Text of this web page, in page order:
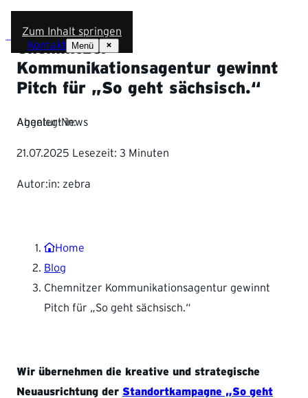
Zum Inhalt springen
Kontakt
Menü
Chemnitzer
Kommunikationsagentur gewinnt
Pitch für „So geht sächsisch.“
Abgelegt in:
Agentur-News
21.07.2025 Lesezeit: 3 Minuten
Autor:in: zebra
Home
Blog
Chemnitzer Kommunikationsagentur gewinnt
Pitch für „So geht sächsisch.“
Wir übernehmen die kreative und strategische
Neuausrichtung der Standortkampagne „So geht